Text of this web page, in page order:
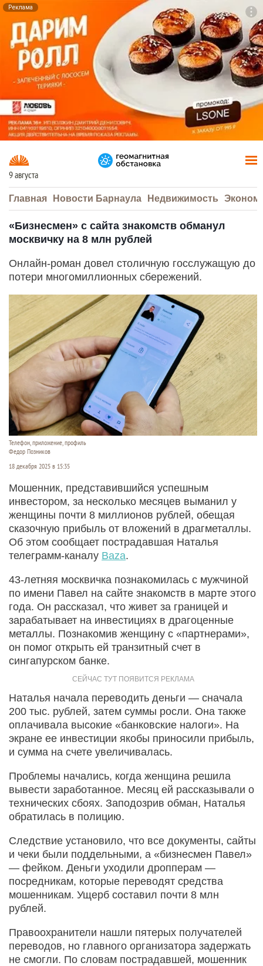
Реклама
9 августа
Главная Новости Барнаула Недвижимость
«Бизнесмен» с сайта знакомств обманул
москвичку на 8 млн рублей
Онлайн-роман довел столичную госслужащую до
потери многомиллионных сбережений.
Телефон, приложение, профиль
Федор Позников
18 декабря 2025 в 15:35
Мошенник, представившийся успешным
инвестором, за несколько месяцев выманил у
женщины почти 8 миллионов рублей, обещая
сказочную прибыль от вложений в драгметаллы.
Об этом сообщает пострадавшая Наталья
телеграмм-каналу Baza.
43-летняя москвичка познакомилась с мужчиной
по имени Павел на сайте знакомств в марте этого
года. Он рассказал, что живет за границей и
зарабатывает на инвестициях в драгоценные
металлы. Познакомив женщину с «партнерами»,
он помог открыть ей транзитный счет в
сингапурском банке.
Наталья начала переводить деньги — сначала
200 тыс. рублей, затем суммы росли. Она также
оплачивала высокие «банковские налоги». На
экране ее инвестиции якобы приносили прибыль,
и сумма на счете увеличивалась.
Проблемы начались, когда женщина решила
вывести заработанное. Месяц ей рассказывали о
технических сбоях. Заподозрив обман, Наталья
обратилась в полицию.
Следствие установило, что все документы, сайты
и чеки были поддельными, а «бизнесмен Павел»
— фейком. Деньги уходили дропперам —
посредникам, которые переводят средства
мошенникам. Ущерб составил почти 8 млн
рублей.
Правоохранители нашли пятерых получателей
переводов, но главного организатора задержать
не смогли. По словам пострадавшей, мошенник